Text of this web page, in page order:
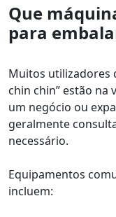
Que
para
Muitos utilizadores
chin chin” estão na
um negócio ou
geralmente
necessário.
Equipamentos
incluem: